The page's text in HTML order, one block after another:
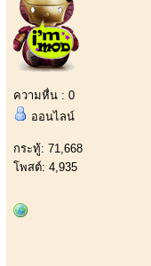
ความหื่น : 0
ออนไลน์
กระทู้: 71,668
โพสต์: 4,935